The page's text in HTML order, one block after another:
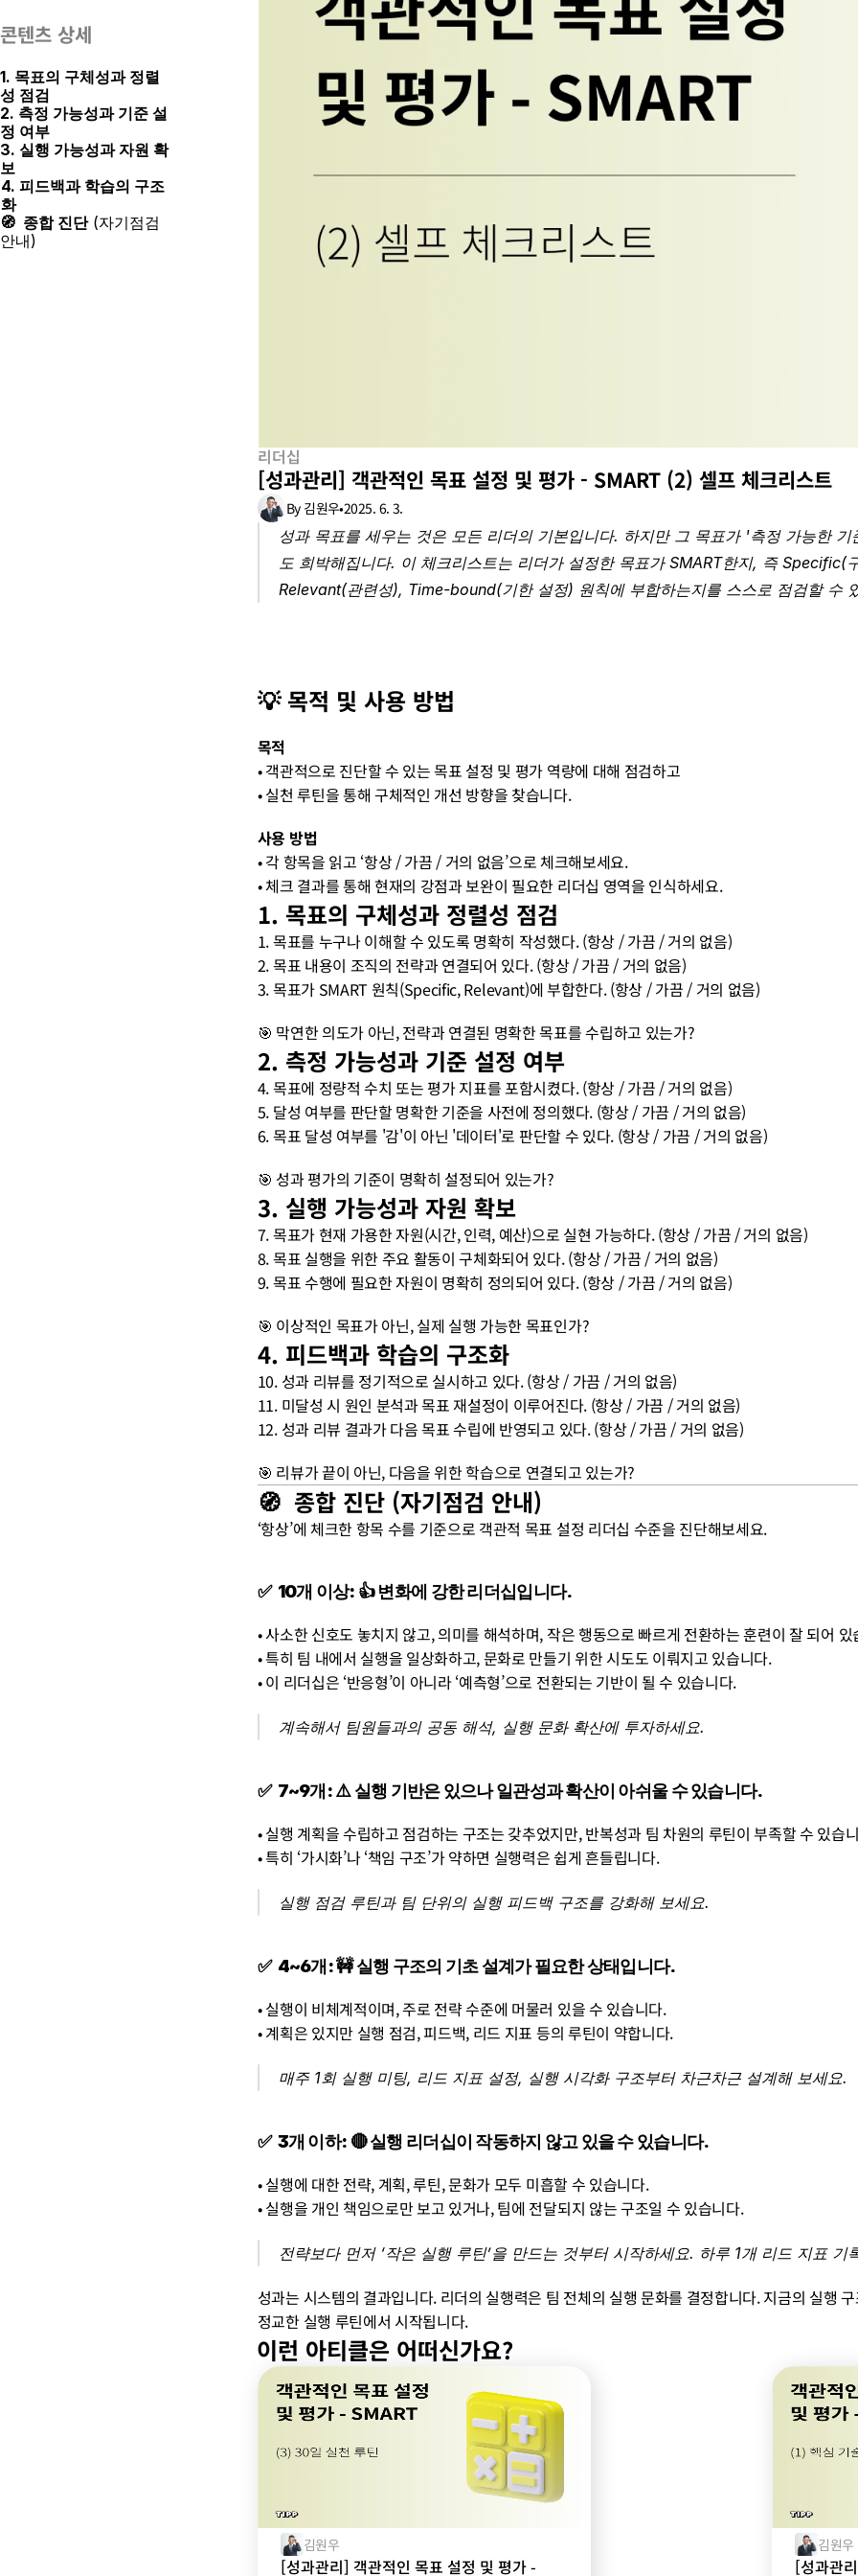
콘텐츠 상세
1. 목표의 구체성과 정렬
성 점검
2. 측정 가능성과 기준 설
정 여부
3. 실행 가능성과 자원 확
보
4. 피드백과 학습의 구조
화
🧭  종합 진단 (자기점검
안내)
리더십
[성과관리] 객관적인 목표 설정 및 평가 - SMART (2) 셀프 체크리스트
By 김원우•2025. 6. 3.
성과 목표를 세우는 것은 모든 리더의 기본입니다. 하지만 그 목표가 '측정 가능한
도 희박해집니다. 이 체크리스트는 리더가 설정한 목표가 SMART한지, 즉
Relevant(관련성), Time-bound(기한 설정) 원칙에 부합하는지를 스스로 점검할 수
💡 목적 및 사용 방법
목적
• 객관적으로 진단할 수 있는 목표 설정 및 평가 역량에 대해 점검하고
• 실천 루틴을 통해 구체적인 개선 방향을 찾습니다.
사용 방법
• 각 항목을 읽고 ‘항상 / 가끔 / 거의 없음’으로 체크해보세요.
• 체크 결과를 통해 현재의 강점과 보완이 필요한 리더십 영역을 인식하세요.
1. 목표의 구체성과 정렬성 점검
1. 목표를 누구나 이해할 수 있도록 명확히 작성했다. (항상 / 가끔 / 거의 없음)
2. 목표 내용이 조직의 전략과 연결되어 있다. (항상 / 가끔 / 거의 없음)
3. 목표가 SMART 원칙(Specific, Relevant)에 부합한다. (항상 / 가끔 / 거의 없음)
🎯 막연한 의도가 아닌, 전략과 연결된 명확한 목표를 수립하고 있는가?
2. 측정 가능성과 기준 설정 여부
4. 목표에 정량적 수치 또는 평가 지표를 포함시켰다. (항상 / 가끔 / 거의 없음)
5. 달성 여부를 판단할 명확한 기준을 사전에 정의했다. (항상 / 가끔 / 거의 없음)
6. 목표 달성 여부를 '감'이 아닌 '데이터'로 판단할 수 있다. (항상 / 가끔 / 거의 없음)
🎯 성과 평가의 기준이 명확히 설정되어 있는가?
3. 실행 가능성과 자원 확보
7. 목표가 현재 가용한 자원(시간, 인력, 예산)으로 실현 가능하다. (항상 / 가끔 / 거의 없음)
8. 목표 실행을 위한 주요 활동이 구체화되어 있다. (항상 / 가끔 / 거의 없음)
9. 목표 수행에 필요한 자원이 명확히 정의되어 있다. (항상 / 가끔 / 거의 없음)
🎯 이상적인 목표가 아닌, 실제 실행 가능한 목표인가?
4. 피드백과 학습의 구조화
10. 성과 리뷰를 정기적으로 실시하고 있다. (항상 / 가끔 / 거의 없음)
11. 미달성 시 원인 분석과 목표 재설정이 이루어진다. (항상 / 가끔 / 거의 없음)
12. 성과 리뷰 결과가 다음 목표 수립에 반영되고 있다. (항상 / 가끔 / 거의 없음)
🎯 리뷰가 끝이 아닌, 다음을 위한 학습으로 연결되고 있는가?
🧭  종합 진단 (자기점검 안내)
‘항상’에 체크한 항목 수를 기준으로 객관적 목표 설정 리더십 수준을 진단해보세요.
✅  10개 이상: 👍 변화에 강한 리더십입니다.
• 사소한 신호도 놓치지 않고, 의미를 해석하며, 작은 행동으로 빠르게 전환하는 훈련이 잘 되어 있
• 특히 팀 내에서 실행을 일상화하고, 문화로 만들기 위한 시도도 이뤄지고 있습니다.
• 이 리더십은 ‘반응형’이 아니라 ‘예측형’으로 전환되는 기반이 될 수 있습니다.
계속해서 팀원들과의 공동 해석, 실행 문화 확산에 투자하세요.
✅  7~9개: ⚠️ 실행 기반은 있으나 일관성과 확산이 아쉬울 수 있습니다.
• 실행 계획을 수립하고 점검하는 구조는 갖추었지만, 반복성과 팀 차원의 루틴이 부족할 수 있습
• 특히 ‘가시화’나 ‘책임 구조’가 약하면 실행력은 쉽게 흔들립니다.
실행 점검 루틴과 팀 단위의 실행 피드백 구조를 강화해 보세요.
✅  4~6개: 🚧 실행 구조의 기초 설계가 필요한 상태입니다.
• 실행이 비체계적이며, 주로 전략 수준에 머물러 있을 수 있습니다.
• 계획은 있지만 실행 점검, 피드백, 리드 지표 등의 루틴이 약합니다.
매주 1회 실행 미팅, 리드 지표 설정, 실행 시각화 구조부터 차근차근 설계해 보세요.
✅  3개 이하: 🔴 실행 리더십이 작동하지 않고 있을 수 있습니다.
• 실행에 대한 전략, 계획, 루틴, 문화가 모두 미흡할 수 있습니다.
• 실행을 개인 책임으로만 보고 있거나, 팀에 전달되지 않는 구조일 수 있습니다.
전략보다 먼저 ‘작은 실행 루틴’을 만드는 것부터 시작하세요. 하루 1개 리드 지표
성과는 시스템의 결과입니다. 리더의 실행력은 팀 전체의 실행 문화를 결정합니다. 지금의 실행
정교한 실행 루틴에서 시작됩니다.
이런 아티클은 어떠신가요?
김원우
[성과관리] 객관적인 목표 설정 및 평가 -
김원우
[성과관